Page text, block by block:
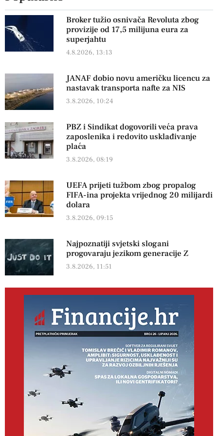
Broker tužio osnivača Revoluta zbog
provizije od 17,5 milijuna eura za
superjahtu
4.8.2026, 13:13
JANAF dobio novu američku licencu za
nastavak transporta nafte za NIS
3.8.2026, 10:24
PBZ i Sindikat dogovorili veća prava
zaposlenika i redovito usklađivanje
plaća
3.8.2026, 08:19
UEFA prijeti tužbom zbog propalog
FIFA-ina projekta vrijednog 20 milijardi
dolara
3.8.2026, 09:15
Najpoznatiji svjetski slogani
progovaraju jezikom generacije Z
3.8.2026, 11:51